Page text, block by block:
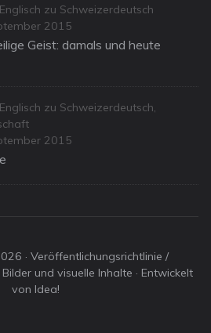
Englisch zu Schweizerdeutsch
2015
Geist: damals und heute
Englisch zu Schweizerdeutsch,
2015
· Veröffentlichungsrichtlinie /
und visuelle Inhalte · Entwickelt
von Idea!